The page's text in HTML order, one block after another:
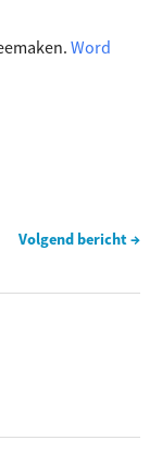
Word
Volgend bericht →